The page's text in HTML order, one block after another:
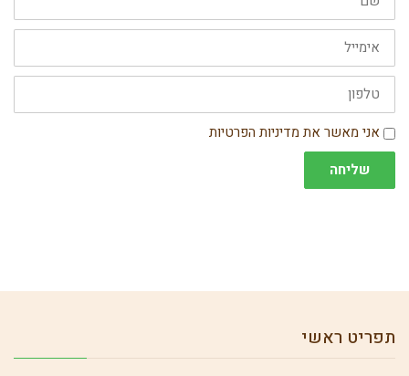
אימייל
טלפון
הסכמה
אני מאשר את מדיניות הפרטיות
שליחה
תפריט ראשי